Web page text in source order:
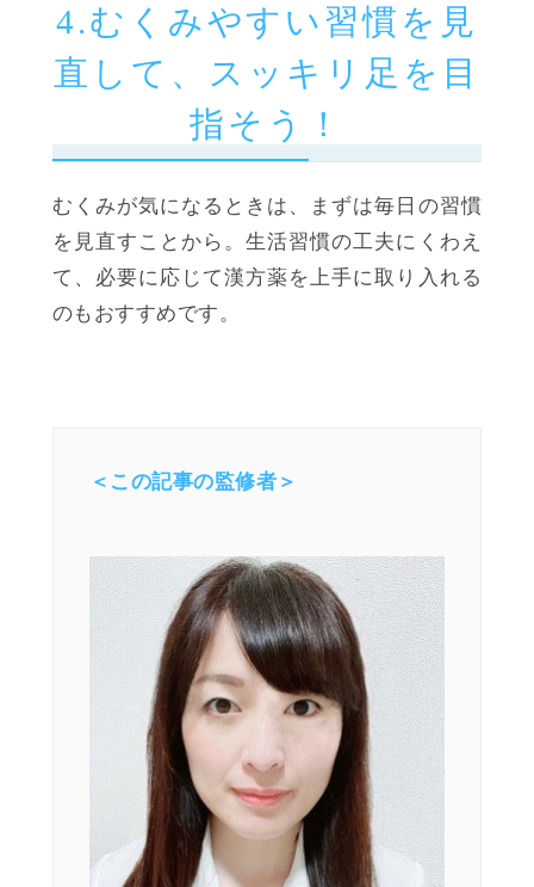
4.むくみやすい習慣を見
直して、スッキリ足を目
指そう！
むくみが気になるときは、まずは毎日の習慣
を見直すことから。生活習慣の工夫にくわえ
て、必要に応じて漢方薬を上手に取り入れる
のもおすすめです。
＜この記事の監修者＞